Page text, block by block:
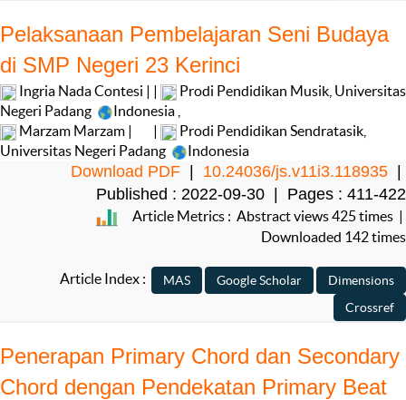
Pelaksanaan Pembelajaran Seni Budaya
di SMP Negeri 23 Kerinci
Ingria Nada Contesi | |
Prodi Pendidikan Musik, Universitas
Negeri Padang
Indonesia
Marzam Marzam |
|
Prodi Pendidikan Sendratasik,
Universitas Negeri Padang
Indonesia
Download PDF 10.24036/js.v11i3.118935
Published : 2022-09-30 | Pages : 411-422
Article Metrics : Abstract views 425 times |
Downloaded 142 times
Article Index :
Penerapan Primary Chord dan Secondary
Chord dengan Pendekatan Primary Beat